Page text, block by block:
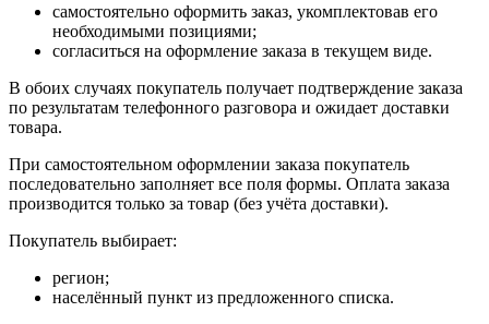
самостоятельно оформить заказ, укомплектовав его
необходимыми позициями;
согласиться на оформление заказа в текущем виде.
В обоих случаях покупатель получает подтверждение заказа
по результатам телефонного разговора и ожидает доставки
товара.
При самостоятельном оформлении заказа покупатель
последовательно заполняет все поля формы. Оплата заказа
производится только за товар (без учёта доставки).
Покупатель выбирает:
регион;
населённый пункт из предложенного списка.